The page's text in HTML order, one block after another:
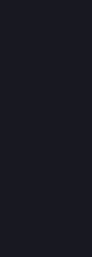
avons navigué
En remontant
Cette
car elle
ont fui le
en